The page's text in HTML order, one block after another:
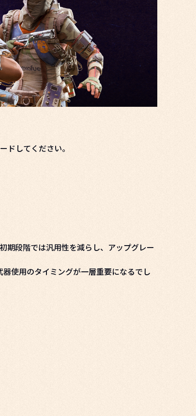
ドしてください。
期段階では汎用性を減らし、アップグレー
使用のタイミングが一層重要になるでし